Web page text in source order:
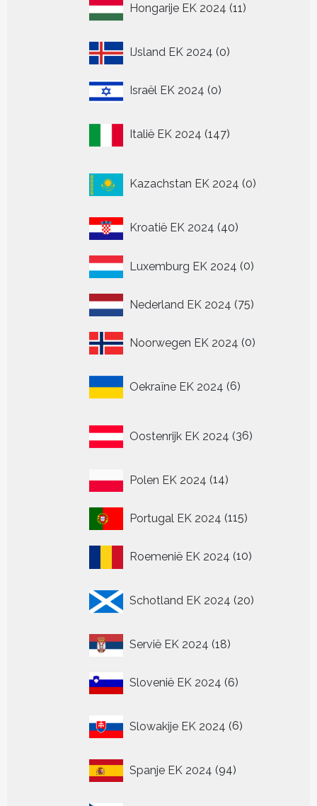
Hongarije EK 2024 11
producten
IJsland EK 2024 00
Israël EK 2024 00
Italië EK 2024 147
producten
Kazachstan EK 2024 0
producten
Kroatië EK 2024 4040
Luxemburg EK 2024 00
Nederland EK 2024 7575
Noorwegen EK 2024 00
Oekraïne EK 2024 6
producten
Oostenrijk EK 2024 36
producten
Polen EK 2024 1414
Portugal EK 2024 115115
Roemenië EK 2024 1010
Schotland EK 2024 20
producten
Servië EK 2024 1818
Slovenië EK 2024 66
Slowakije EK 2024 6
producten
Spanje EK 2024 9494